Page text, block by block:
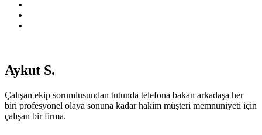
Aykut S.
Çalışan ekip sorumlusundan tutunda telefona bakan arkadaşa her
biri profesyonel olaya sonuna kadar hakim müşteri memnuniyeti için
çalışan bir firma.